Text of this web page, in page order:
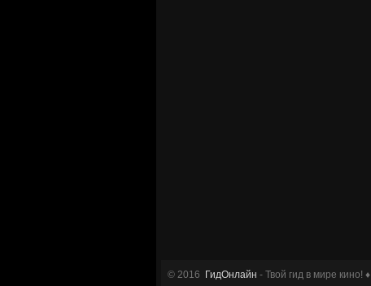
© 2016 ГидОнлайн - Твой гид в мире кино! ♦